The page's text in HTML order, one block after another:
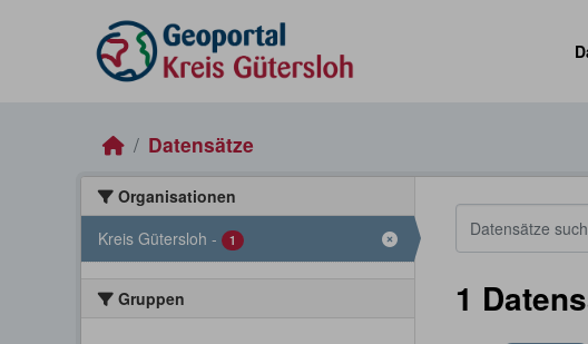
Datensätze
Organisationen
Kreis Gütersloh - 1
Gruppen 1